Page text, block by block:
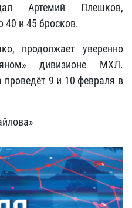
Артемий Плешков,
40 и 45 бросков.
продолжает уверенно
дивизионе МХЛ.
9 и 10 февраля в